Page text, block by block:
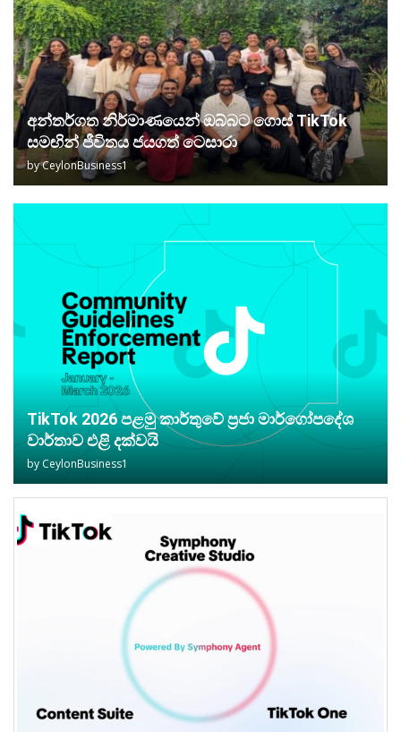
අන්තර්ගත නිර්මාණයෙන් ඔබ්බට ගොස් TikTok
සමඟින් ජීවිතය ජයගත් ටෙසාරා
byCeylonBusiness1
TikTok 2026 පළමු කාර්තුවේ ප්‍රජා මාර්ගෝපදේශ
වාර්තාව එළි දක්වයි
by CeylonBusiness1